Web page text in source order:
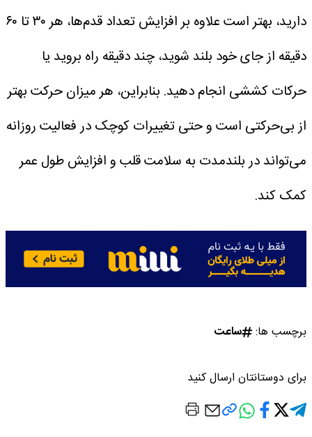
دارید، بهتر است علاوه بر افزایش تعداد قدم‌ها، هر ۳۰ تا ۶۰
دقیقه از جای خود بلند شوید، چند دقیقه راه بروید یا
حرکات کششی انجام دهید. بنابراین، هر میزان حرکت بهتر
از بی‌حرکتی است و حتی تغییرات کوچک در فعالیت روزانه
می‌تواند در بلندمدت به سلامت قلب و افزایش طول عمر
کمک کند.
برچسب ها: ساعت
برای دوستانتان ارسال کنید